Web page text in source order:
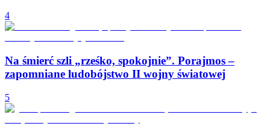
4
Na śmierć szli „rześko, spokojnie”. Porajmos –
zapomniane ludobójstwo II wojny światowej
5